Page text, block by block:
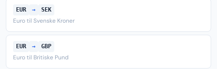
EUR → SEK
Euro til Svenske Kroner
EUR → GBP
Euro til Britiske Pund